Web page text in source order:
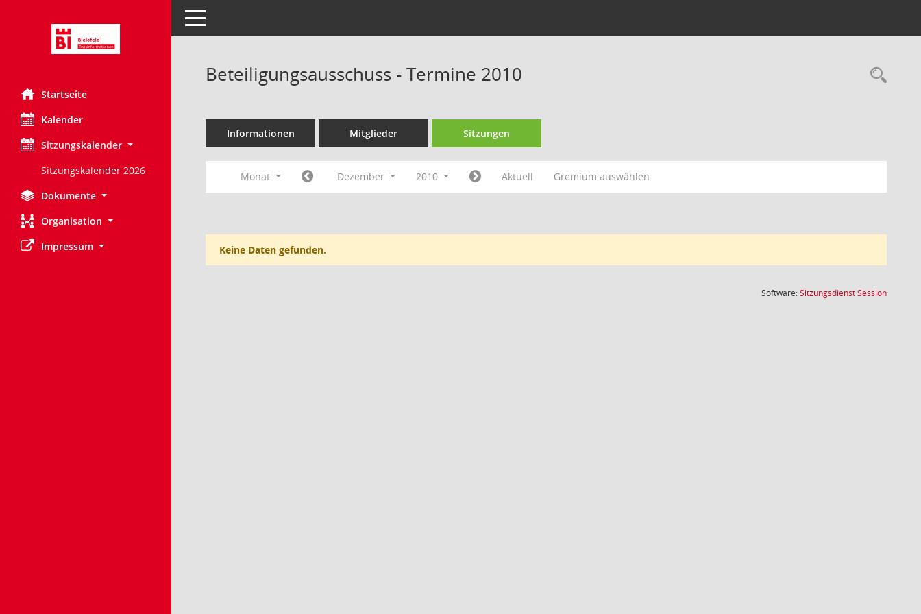
Startseite
Kalender
Sitzungskalender
Sitzungskalender 2026
Dokumente
Organisation
Impressum
Toggle navigation
Beteiligungsausschuss - Termine 2010
Informationen Mitglieder Sitzungen
Monat Dezember 2010 Aktuell Gremium auswählen
Keine Daten gefunden.
Software:SitzungsdienstSession(Wird in